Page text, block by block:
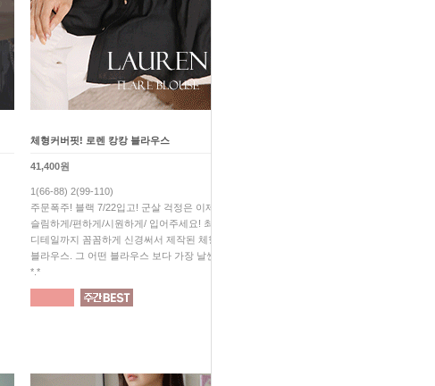
체형커버핏! 로렌 캉캉 블라우스
41,400원
1(66-88) 2(99-110)
주문폭주! 블랙 7/22입고! 군살 걱정은 이제 그만^^ 예쁘게/
슬림하게/편하게/시원하게/ 입어주세요! 최고의 원단! 작은
디테일까지 꼼꼼하게 신경써서 제작된 체형 완벽커버
블라우스. 그 어떤 블라우스 보다 가장 날씬해 보일꺼예요
*.*